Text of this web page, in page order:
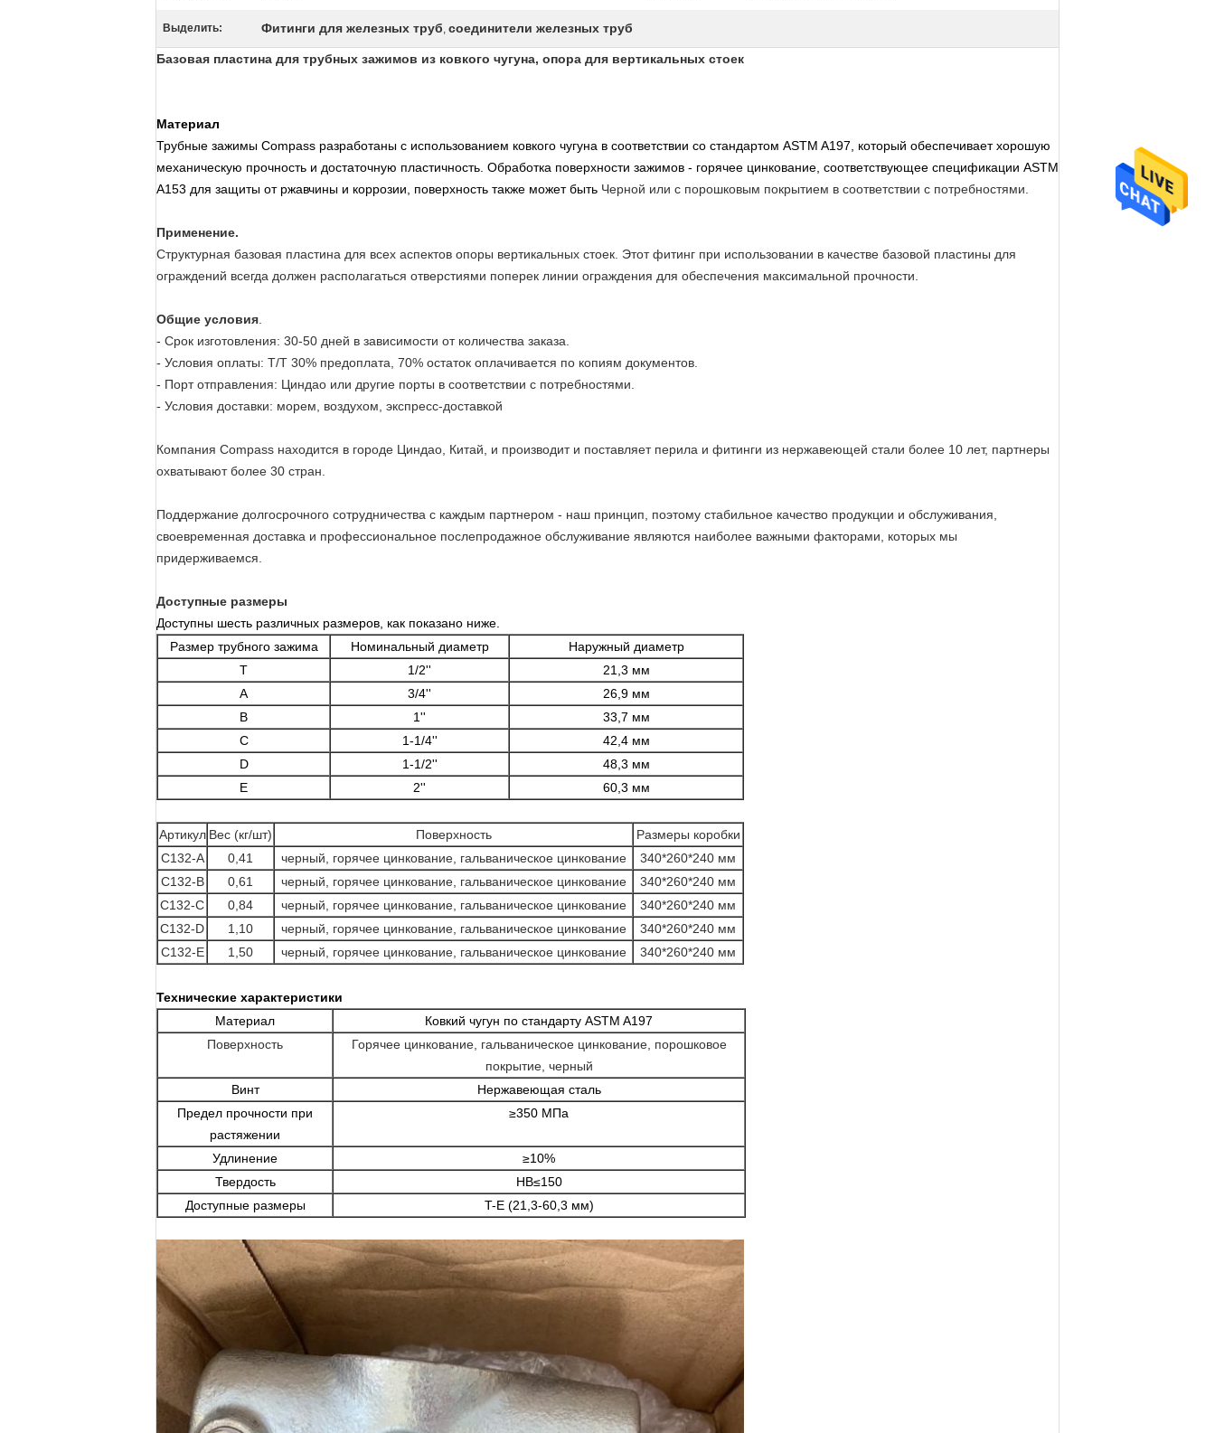
Выделить: Фитинги для железных труб, соединители железных труб
Базовая пластина для трубных зажимов из ковкого чугуна, опора для вертикальных стоек
Материал
Трубные зажимы Compass разработаны с использованием ковкого чугуна в соответствии со стандартом ASTM A197, который обеспечивает хорошую
механическую прочность и достаточную пластичность. Обработка поверхности зажимов - горячее цинкование, соответствующее спецификации ASTM
A153 для защиты от ржавчины и коррозии, поверхность также может быть Черной или с порошковым покрытием в соответствии с потребностями.
Применение.
Структурная базовая пластина для всех аспектов опоры вертикальных стоек. Этот фитинг при использовании в качестве базовой пластины для
ограждений всегда должен располагаться отверстиями поперек линии ограждения для обеспечения максимальной прочности.
Общие условия
- Срок изготовления: 30-50 дней в зависимости от количества заказа.
- Условия оплаты: T/T 30% предоплата, 70% остаток оплачивается по копиям документов.
- Порт отправления: Циндао или другие порты в соответствии с потребностями.
- Условия доставки: морем, воздухом, экспресс-доставкой
Компания Compass находится в городе Циндао, Китай, и производит и поставляет перила и фитинги из нержавеющей стали более 10 лет, партнеры
охватывают более 30 стран.
Поддержание долгосрочного сотрудничества с каждым партнером - наш принцип, поэтому стабильное качество продукции и обслуживания,
своевременная доставка и профессиональное послепродажное обслуживание являются наиболее важными факторами, которых мы
придерживаемся.
Доступные размеры
Доступны шесть различных размеров, как показано ниже.
Размер трубного зажима
Номинальный диаметр
Наружный диаметр
T
1/2''
21,3 мм
A
3/4''
26,9 мм
B
1''
33,7 мм
C
1-1/4''
42,4 мм
D
1-1/2''
48,3 мм
E
2'' 60,3 мм
Артикул Вес (кг/шт) Поверхность
Размеры коробки
C132-A
0,41 черный, горячее цинкование, гальваническое цинкование
340*260*240 мм
C132-B
0,61 черный, горячее цинкование, гальваническое цинкование
340*260*240 мм
C132-C
0,84 черный, горячее цинкование, гальваническое цинкование
340*260*240 мм
C132-D
1,10 черный, горячее цинкование, гальваническое цинкование
340*260*240 мм
C132-E
1,50 черный, горячее цинкование, гальваническое цинкование 340*260*240 мм
Технические характеристики
Материал
Ковкий чугун по стандарту ASTM A197
Поверхность
Горячее цинкование, гальваническое цинкование, порошковое
покрытие, черный
Винт
Нержавеющая сталь
Предел прочности при
растяжении
≥350 МПа
Удлинение
≥10%
Твердость
HB≤150
Доступные размеры
T-E (21,3-60,3 мм)